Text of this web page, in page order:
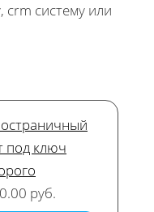
систему или
под ключ
руб.